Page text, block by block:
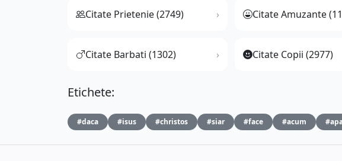
Citate Prietenie (2749) Citate Amuzante
Citate Barbati (1302) Citate Copii (2977)
Etichete:
#daca #isus #christos #siar #face #acum